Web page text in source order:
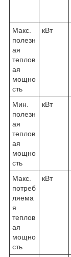
Макс.
полезн
ая
теплов
ая
мощно
сть
кВт
Мин.
полезн
ая
теплов
ая
мощно
сть
кВт
Макс.
потреб
ляема
я
теплов
ая
мощно
сть
кВт